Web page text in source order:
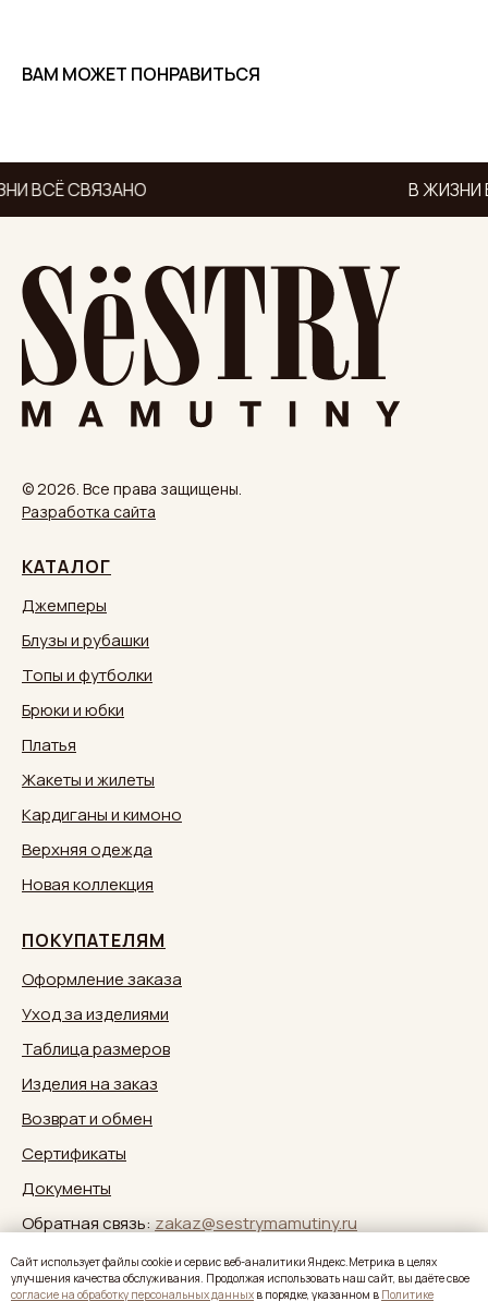
Caйт иcпoльзуeт фaйлы cookie и cepвиc вeб-aнaлитики Яндeкc.Мeтpикa в целях
улучшения качества обслуживания. Продолжая использовать наш сайт, вы дaётe свое
согласие нa oбpaбoтку пepcoнaльныx дaнныx в пopядкe, укaзaннoм в Политике
ВАМ МОЖЕТ ПОНРАВИТЬСЯ
ВСЁ СВЯЗАНО В ЖИЗНИ
© 2026. Все права защищены.
Разработка сайта
КАТАЛОГ
Джемперы
Блузы и рубашки
Топы и футболки
Брюки и юбки
Платья
Жакеты и жилеты
Кардиганы и кимоно
Верхняя одежда
Новая коллекция
ПОКУПАТЕЛЯМ
Оформление заказа
Уход за изделиями
Таблица размеров
Изделия на заказ
Возврат и обмен
Сертификаты
Документы
Обратная связь: zakaz@sestrymamutiny.ru